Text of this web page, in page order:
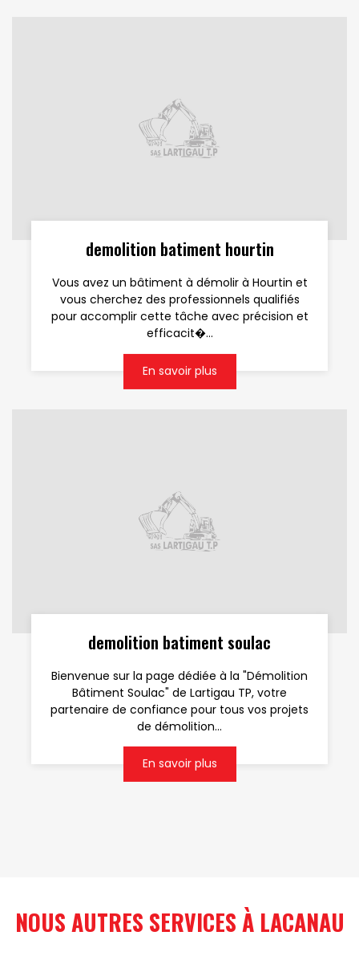
demolition batiment hourtin
Vous avez un bâtiment à démolir à Hourtin et
vous cherchez des professionnels qualifiés
pour accomplir cette tâche avec précision et
efficacit�...
En savoir plus
demolition batiment soulac
Bienvenue sur la page dédiée à la "Démolition
Bâtiment Soulac" de Lartigau TP, votre
partenaire de confiance pour tous vos projets
de démolition...
En savoir plus
NOUS AUTRES SERVICES À LACANAU